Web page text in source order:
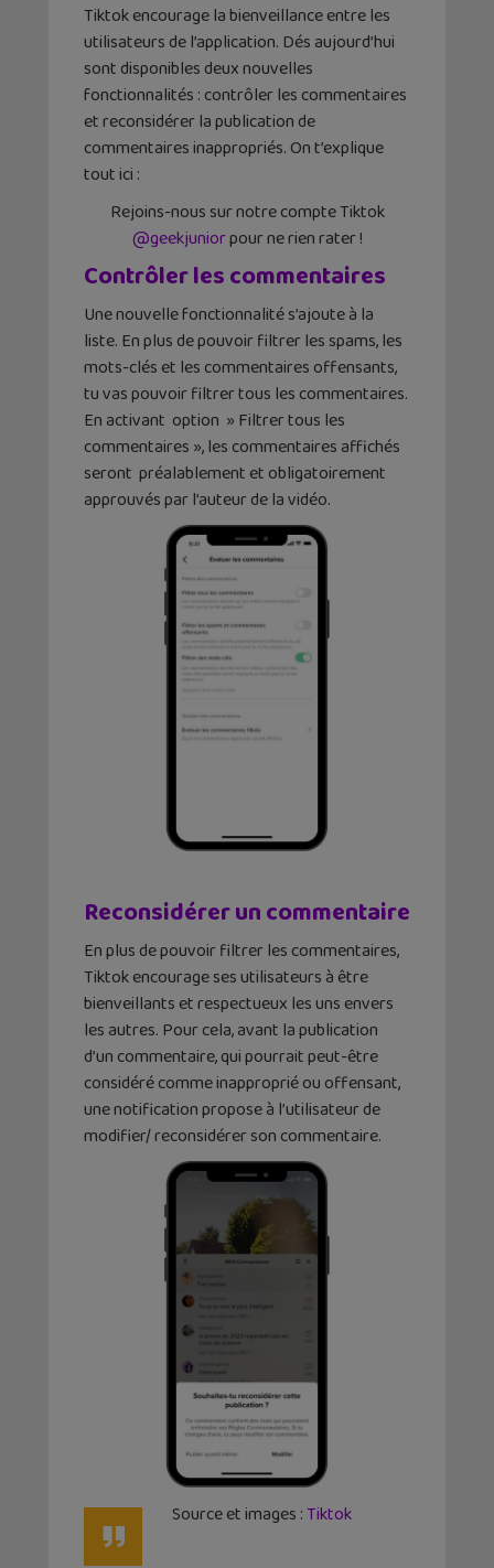
Tiktok encourage la bienveillance entre les
utilisateurs de l’application. Dés aujourd’hui
sont disponibles deux nouvelles
fonctionnalités : contrôler les commentaires
et reconsidérer la publication de
commentaires inappropriés. On t’explique
tout ici :
Rejoins-nous sur notre compte Tiktok
@geekjuniorpour ne rien rater !
Contrôler les commentaires
Une nouvelle fonctionnalité s’ajoute à la
liste. En plus de pouvoir filtrer les spams, les
mots-clés et les commentaires offensants,
tu vas pouvoir filtrer tous les commentaires.
En activant option » Filtrer tous les
commentaires », les commentaires affichés
seront préalablement et obligatoirement
approuvés par l’auteur de la vidéo.
Reconsidérer un commentaire
En plus de pouvoir filtrer les commentaires,
Tiktok encourage ses utilisateurs à être
bienveillants et respectueux les uns envers
les autres. Pour cela, avant la publication
d’un commentaire, qui pourrait peut-être
considéré comme inapproprié ou offensant,
une notification propose à l’utilisateur de
modifier/ reconsidérer son commentaire.
Source et images :Tiktok